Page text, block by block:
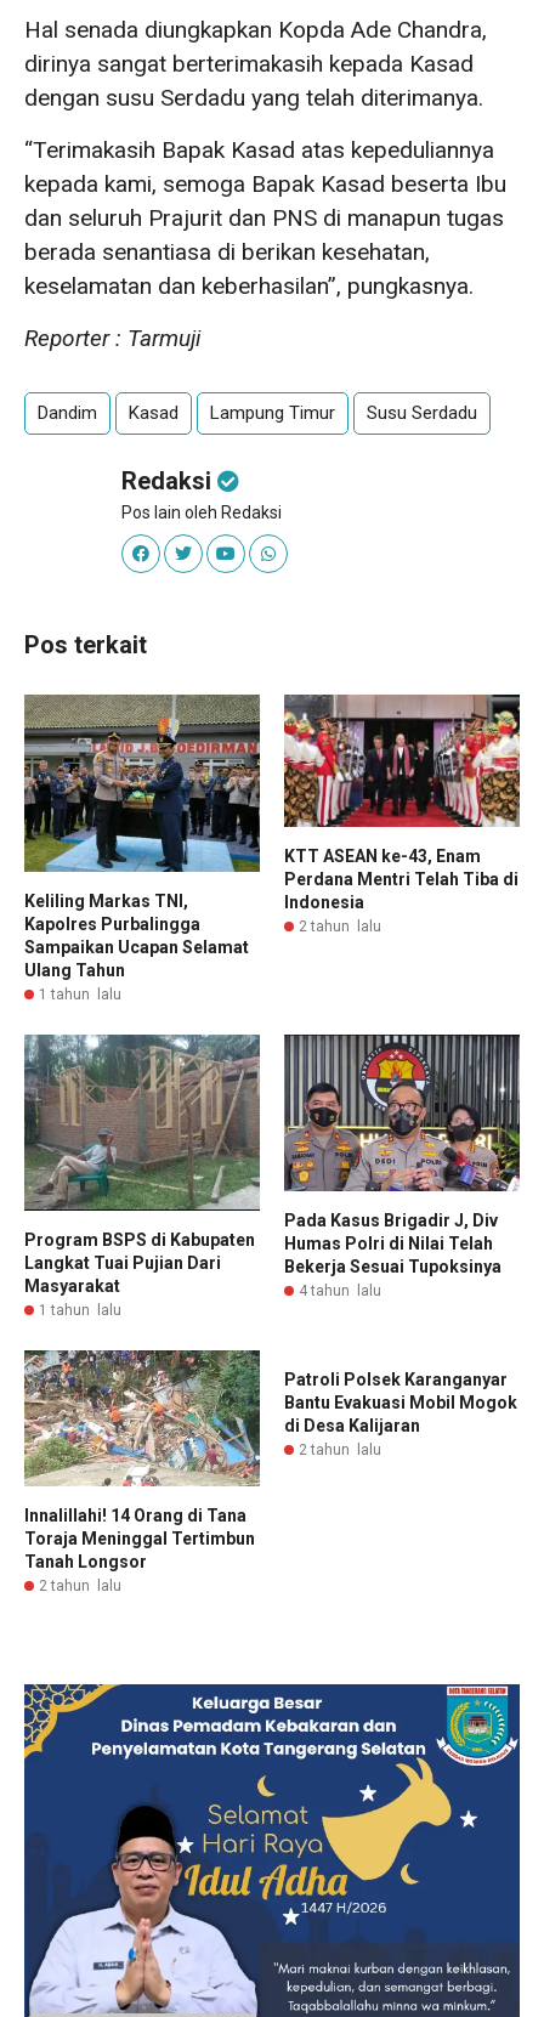
Hal senada diungkapkan Kopda Ade Chandra,
dirinya sangat berterimakasih kepada Kasad
dengan susu Serdadu yang telah diterimanya.
“Terimakasih Bapak Kasad atas kepeduliannya
kepada kami, semoga Bapak Kasad beserta Ibu
dan seluruh Prajurit dan PNS di manapun tugas
berada senantiasa di berikan kesehatan,
keselamatan dan keberhasilan”, pungkasnya.
Reporter : Tarmuji
Dandim Kasad Lampung Timur Susu Serdadu
Redaksi
Pos lain oleh Redaksi
Pos terkait
Keliling Markas TNI,
Kapolres PurbaIingga
Sampaikan Ucapan Selamat
Ulang Tahun
1 tahun lalu
KTT ASEAN ke-43, Enam
Perdana Mentri Telah Tiba di
Indonesia
2 tahun lalu
Program BSPS di Kabupaten
Langkat Tuai Pujian Dari
Masyarakat
1 tahun lalu
Pada Kasus Brigadir J, Div
Humas Polri di Nilai Telah
Bekerja Sesuai Tupoksinya
4 tahun lalu
Innalillahi! 14 Orang di Tana
Toraja Meninggal Tertimbun
Tanah Longsor
2 tahun lalu
Patroli Polsek Karanganyar
Bantu Evakuasi Mobil Mogok
di Desa Kalijaran
2 tahun lalu